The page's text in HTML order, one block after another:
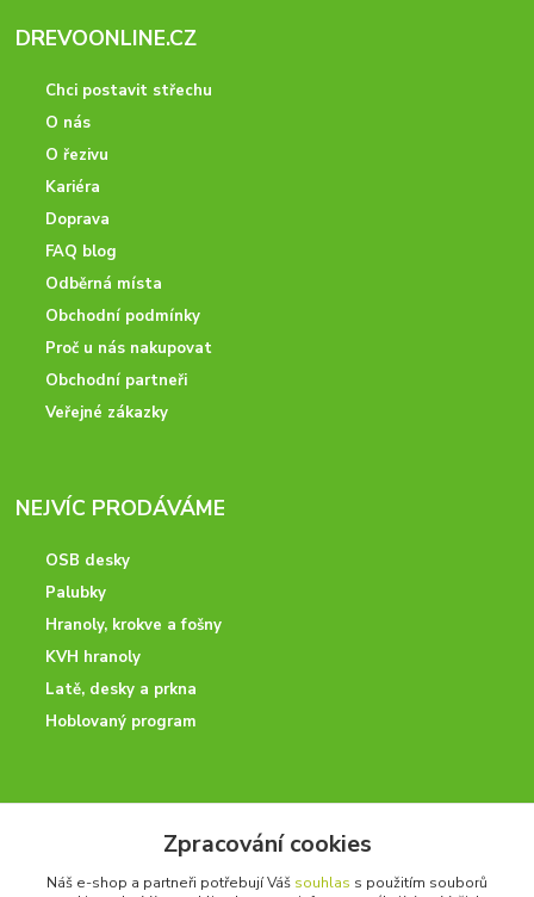
DREVOONLINE.CZ
Chci postavit střechu
O nás
O řezivu
Kariéra
Doprava
FAQ blog
Odběrná místa
Obchodní podmínky
Proč u nás nakupovat
Obchodní partneři
Veřejné zákazky
NEJVÍC PRODÁVÁME
OSB desky
Palubky
Hranoly, krokve a fošny
KVH hranoly
Latě, desky a prkna
Hoblovaný program
Potřebujete poradit? Neváhejte nás kontaktovat.
+420 728 600 625
Zpracování cookies
Náš e-shop a partneři potřebují Váš souhlas s použitím souborů